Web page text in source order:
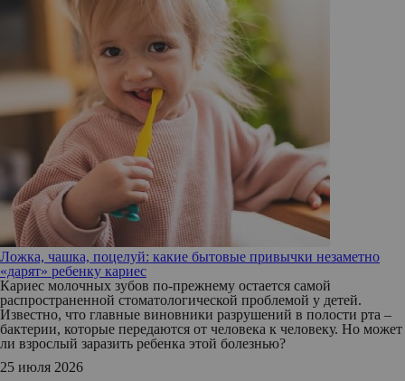
Ложка, чашка, поцелуй: какие бытовые привычки незаметно
«дарят» ребенку кариес
Кариес молочных зубов по-прежнему остается самой
распространенной стоматологической проблемой у детей.
Известно, что главные виновники разрушений в полости рта –
бактерии, которые передаются от человека к человеку. Но может
ли взрослый заразить ребенка этой болезнью?
25 июля 2026